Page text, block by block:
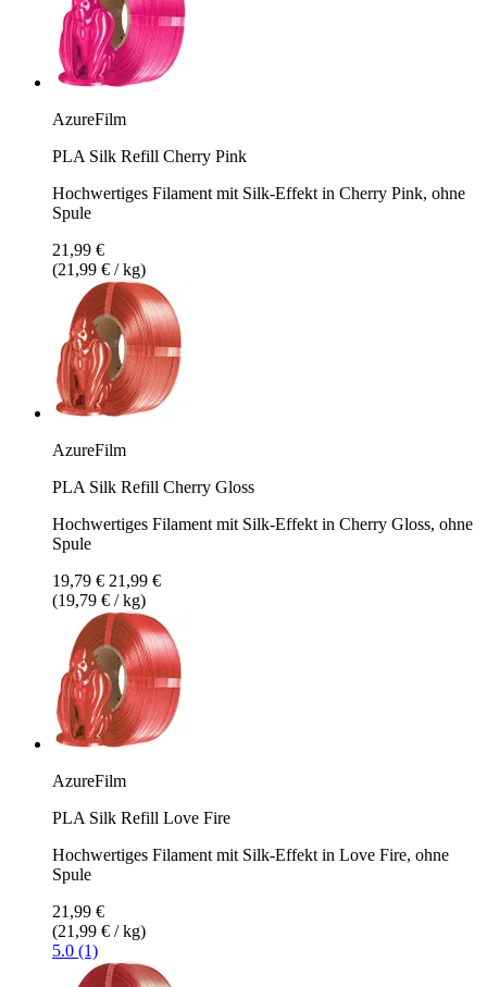
AzureFilm
PLA Silk Refill Cherry Pink
Hochwertiges Filament mit Silk-Effekt in Cherry Pink, ohne
Spule
21,99 €
(21,99 € / kg)
AzureFilm
PLA Silk Refill Cherry Gloss
Hochwertiges Filament mit Silk-Effekt in Cherry Gloss, ohne
Spule
19,79 € 21,99 €
(19,79 € / kg)
AzureFilm
PLA Silk Refill Love Fire
Hochwertiges Filament mit Silk-Effekt in Love Fire, ohne
Spule
21,99 €
(21,99 € / kg)
5.0 (1)